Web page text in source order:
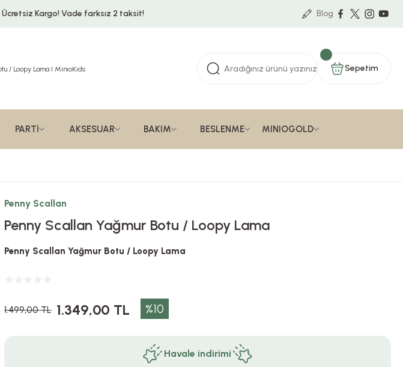
Ücretsiz Kargo!Vade farksız 2 taksit! Blog
Sepetim
PARTİ AKSESUAR BAKIM BESLENME MINIOGOLD
Penny Scallan
Penny Scallan Yağmur Botu / Loopy Lama
Penny Scallan Yağmur Botu / Loopy Lama
1.499,00 TL 1.349,00 TL %10
Havale indirimi